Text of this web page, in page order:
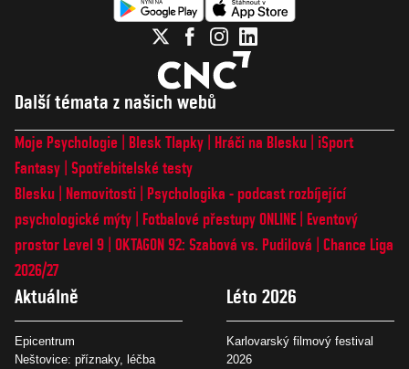
Další témata z našich webů
Moje Psychologie Blesk Tlapky Hráči na Blesku
iSport
Fantasy Spotřebitelské testy
Blesku
Nemovitosti
Psychologika - podcast rozbíjející
psychologické mýty
Fotbalové přestupy ONLINE
Eventový
prostor Level 9 OKTAGON 92: Szabová vs. Pudilová
Chance Liga
2026/27
Aktuálně
Epicentrum
Neštovice: příznaky, léčba
Léto 2026
Karlovarský filmový festival
2026